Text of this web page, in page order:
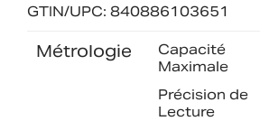
GTIN/UPC: 840886103651
Métrologie
Capacité
Maximale
Précision de
Lecture